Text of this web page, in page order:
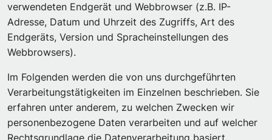
verwendeten Endgerät und Webbrowser (z.B. IP-
Adresse, Datum und Uhrzeit des Zugriffs, Art des
Endgeräts, Version und Spracheinstellungen des
Webbrowsers).
Im Folgenden werden die von uns durchgeführten
Verarbeitungstätigkeiten im Einzelnen beschrieben. Sie
erfahren unter anderem, zu welchen Zwecken wir
personenbezogene Daten verarbeiten und auf welcher
Rechtsgrundlage die Datenverarbeitung basiert.